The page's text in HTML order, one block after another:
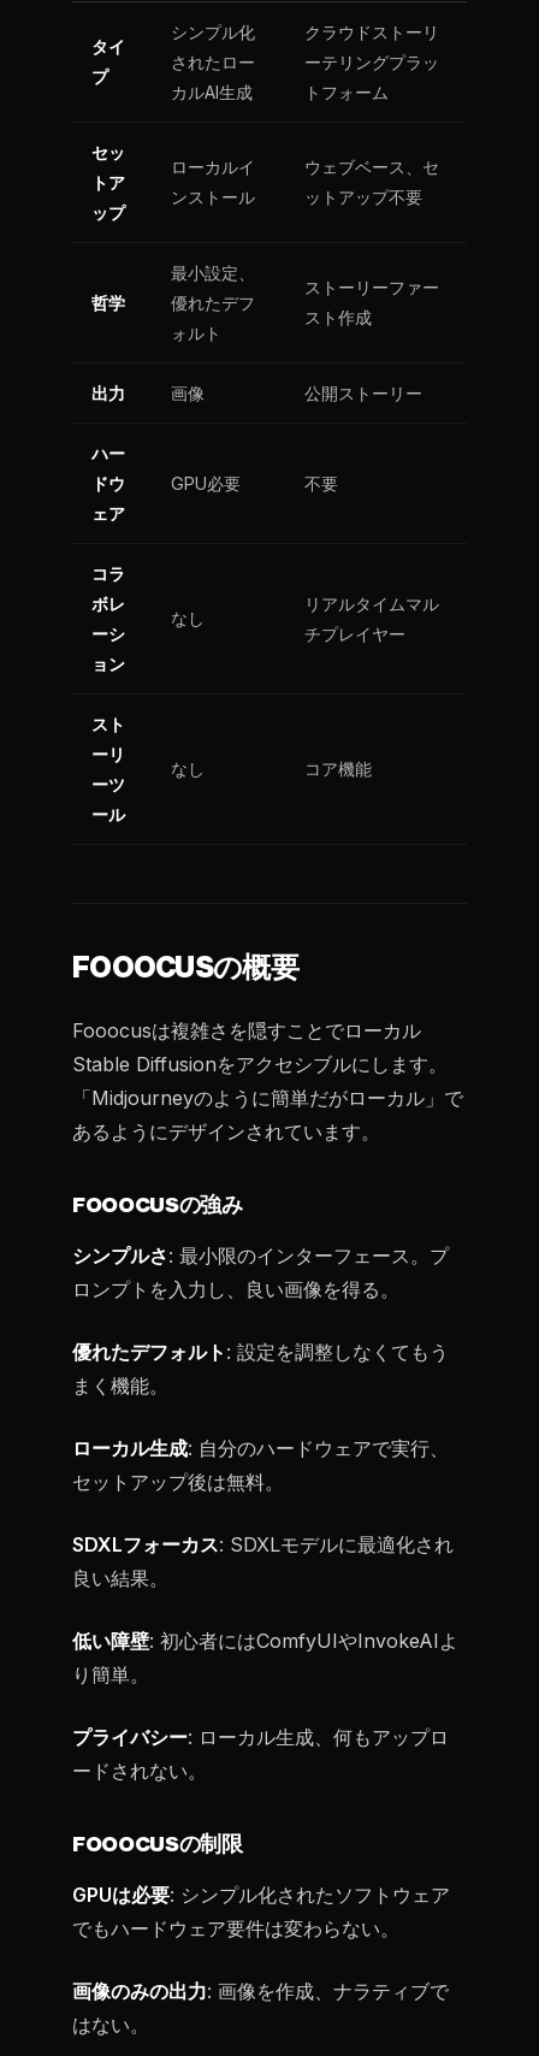
タイ
プ
シンプル化
されたロー
カルAI生成
クラウドストーリ
ーテリングプラッ
トフォーム
セッ
トア
ップ
ローカルイ
ンストール
ウェブベース、セ
ットアップ不要
哲学
最小設定、
優れたデフ
ォルト
ストーリーファー
スト作成
出力 画像 公開ストーリー
ハー
ドウ
ェア
GPU必要 不要
コラ
ボレ
ーシ
ョン
なし
リアルタイムマル
チプレイヤー
スト
ーリ
ーツ
ール
なし コア機能
FOOOCUSの概要
Fooocusは複雑さを隠すことでローカル
Stable Diffusionをアクセシブルにします。
「Midjourneyのように簡単だがローカル」で
あるようにデザインされています。
FOOOCUSの強み
シンプルさ: 最小限のインターフェース。プ
ロンプトを入力し、良い画像を得る。
優れたデフォルト : 設定を調整しなくてもう
まく機能。
ローカル生成: 自分のハードウェアで実行、
セットアップ後は無料。
SDXLフォーカス: SDXLモデルに最適化され
良い結果。
低い障壁: 初心者にはComfyUIやInvokeAIよ
り簡単。
プライバシー: ローカル生成、何もアップロ
ードされない。
FOOOCUSの制限
GPUは必要: シンプル化されたソフトウェア
でもハードウェア要件は変わらない。
画像のみの出力: 画像を作成、ナラティブで
はない。